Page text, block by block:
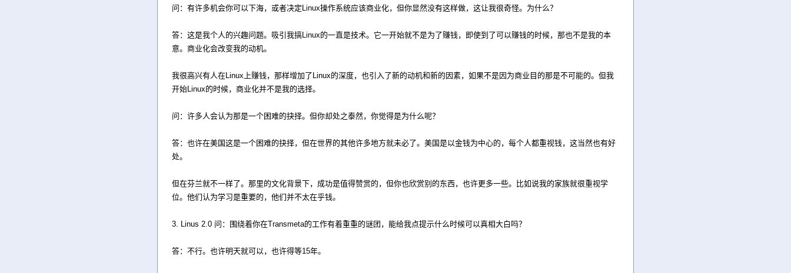
问：有许多机会你可以下海，或者决定Linux操作系统应该商业化，但你显然没有这样做，这让我很奇怪。为什么？
答：这是我个人的兴趣问题。吸引我搞Linux的一直是技术。它一开始就不是为了赚钱，即使到了可以赚钱的时候，那也不是我的本
意。商业化会改变我的动机。
我很高兴有人在Linux上赚钱，那样增加了Linux的深度，也引入了新的动机和新的因素，如果不是因为商业目的那是不可能的。但我
开始Linux的时候，商业化并不是我的选择。
问：许多人会认为那是一个困难的抉择。但你却处之泰然，你觉得是为什么呢？
答：也许在美国这是一个困难的抉择，但在世界的其他许多地方就未必了。美国是以金钱为中心的，每个人都重视钱，这当然也有好
处。
但在芬兰就不一样了。那里的文化背景下，成功是值得赞赏的，但你也欣赏别的东西，也许更多一些。比如说我的家族就很重视学
位。他们认为学习是重要的，他们并不太在乎钱。
3. Linus 2.0 问：围绕着你在Transmeta的工作有着重重的谜团，能给我点提示什么时候可以真相大白吗？
答：不行。也许明天就可以，也许得等15年。